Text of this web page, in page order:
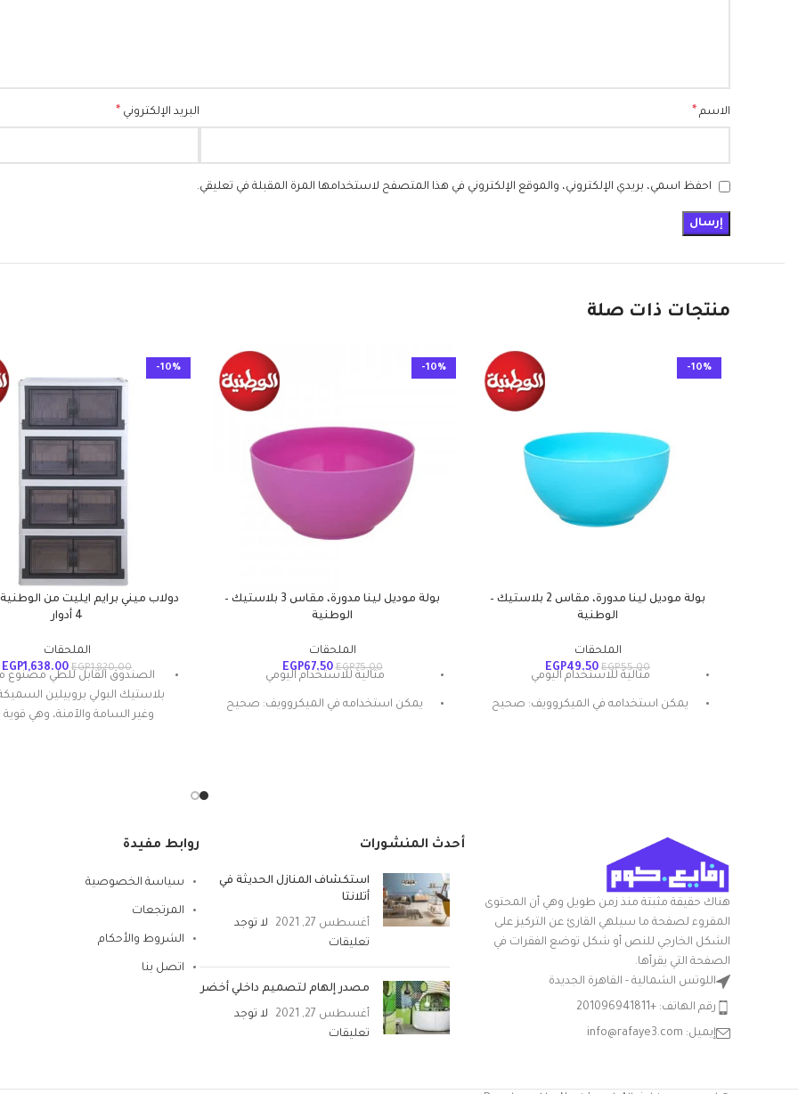
الاسم * البريد الإلكتروني *
احفظ اسمي، بريدي الإلكتروني، والموقع الإلكتروني في هذا المتصفح لاستخدامها المرة المقبلة في تعليقي.
منتجات ذات صلة
-10%
بولة موديل لينا مدورة، مقاس 2 بلاستيك –
الوطنية
الملحقات
EGP55.00
EGP49.50
مثالية للاستخدام اليومي
يمكن استخدامه في الميكروويف: صحيح
-10%
بولة موديل لينا مدورة، مقاس 3 بلاستيك –
الوطنية
الملحقات
EGP75.00
EGP67.50
مثالية للاستخدام اليومي
يمكن استخدامه في الميكروويف: صحيح
-10%
دولاب ميني برايم ايليت من
4 أدوار
الملحقات
EGP1,820.00
EGP1,638.00
الصندوق القابل للطي مصنوع
بلاستيك البولي بروبيلين
وغير السامة والآمنة، وهي
باستخدام الغطاء وأبواب أمامية
هناك حقيقة مثبتة منذ زمن طويل وهي أن المحتوى
المقروء لصفحة ما سيلهي القارئ عن التركيز على
الشكل الخارجي للنص أو شكل توضع الفقرات في
الصفحة التي يقرأها.
اللوتس الشمالية - القاهرة الجديدة
رقم الهاتف: +201096941811
إيميل: info@rafaye3.com
أحدث المنشورات
استكشاف المنازل الحديثة في
أتلانتا
أغسطس 27, 2021
لا توجد
تعليقات
مصدر إلهام لتصميم داخلي أخضر
أغسطس 27, 2021
لا توجد
تعليقات
روابط مفيدة
سياسة الخصوصية
المرتجعات
الشروط والأحكام
اتصل بنا